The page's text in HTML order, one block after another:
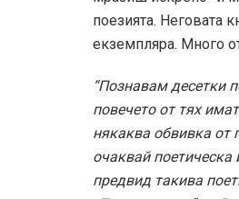
поезията. Неговата
екземпляра. Много
“Познавам десетки
повечето от тях
някаква обвивка от
очаквай
предвид такива